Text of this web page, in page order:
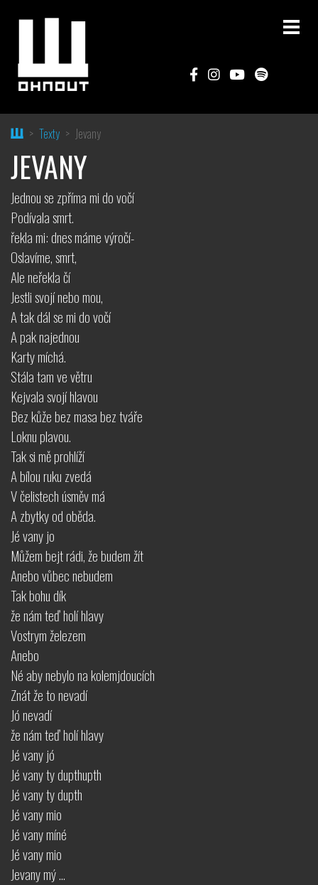
HomeTexty Jevany
JEVANY
Jednou se zpříma mi do vočí
Podívala smrt.
řekla mi: dnes máme výročí-
Oslavíme, smrt,
Ale neřekla čí
Jestli svojí nebo mou,
A tak dál se mi do vočí
A pak najednou
Karty míchá.
Stála tam ve větru
Kejvala svojí hlavou
Bez kůže bez masa bez tváře
Loknu plavou.
Tak si mě prohlíží
A bílou ruku zvedá
V čelistech úsměv má
A zbytky od oběda.
Jé vany jo
Můžem bejt rádi, že budem žít
Anebo vůbec nebudem
Tak bohu dík
že nám teď holí hlavy
Vostrym železem
Anebo
Né aby nebylo na kolemjdoucích
Znát že to nevadí
Jó nevadí
že nám teď holí hlavy
Jé vany jó
Jé vany ty dupthupth
Jé vany ty dupth
Jé vany mio
Jé vany míné
Jé vany mio
Jevany mý ...